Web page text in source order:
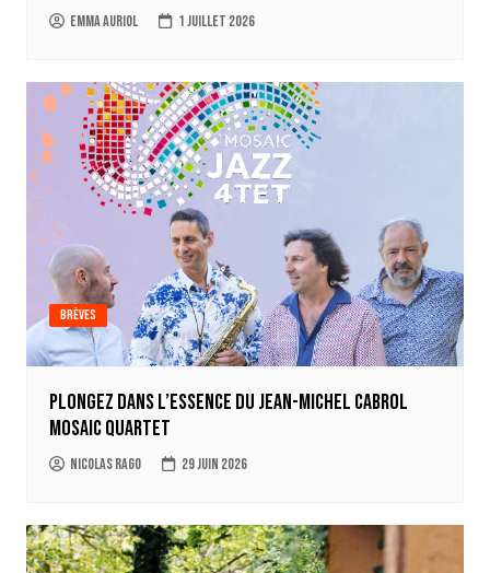
Emma Auriol 1 juillet 2026
Brèves
Plongez dans l’essence du Jean-Michel Cabrol
Mosaic Quartet
Nicolas Rago 29 juin 2026